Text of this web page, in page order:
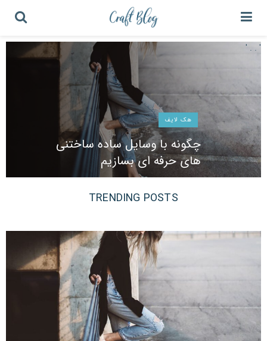
' . . '
هک لایف
چگونه با وسایل ساده ساختنی
های حرفه ای بسازیم
TRENDING POSTS